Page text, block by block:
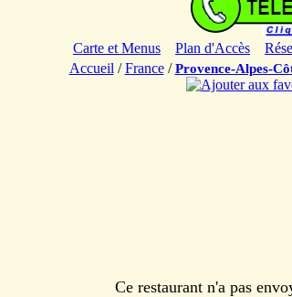
Carte et Menus Plan d'Accès
Accueil /France/Provence-Alpes-
Ce restaurant n'a pas